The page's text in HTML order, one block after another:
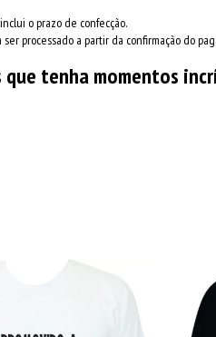
o prazo de confecção.
ser processado a partir da confirmação do
que tenha momentos